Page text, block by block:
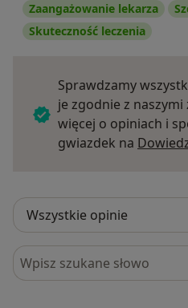
Zaangażowanie lekarza
Skuteczność leczenia
Sprawdzamy
je zgodnie z
więcej o opiniach i
gwiazdek na
Szukaj w opiniach